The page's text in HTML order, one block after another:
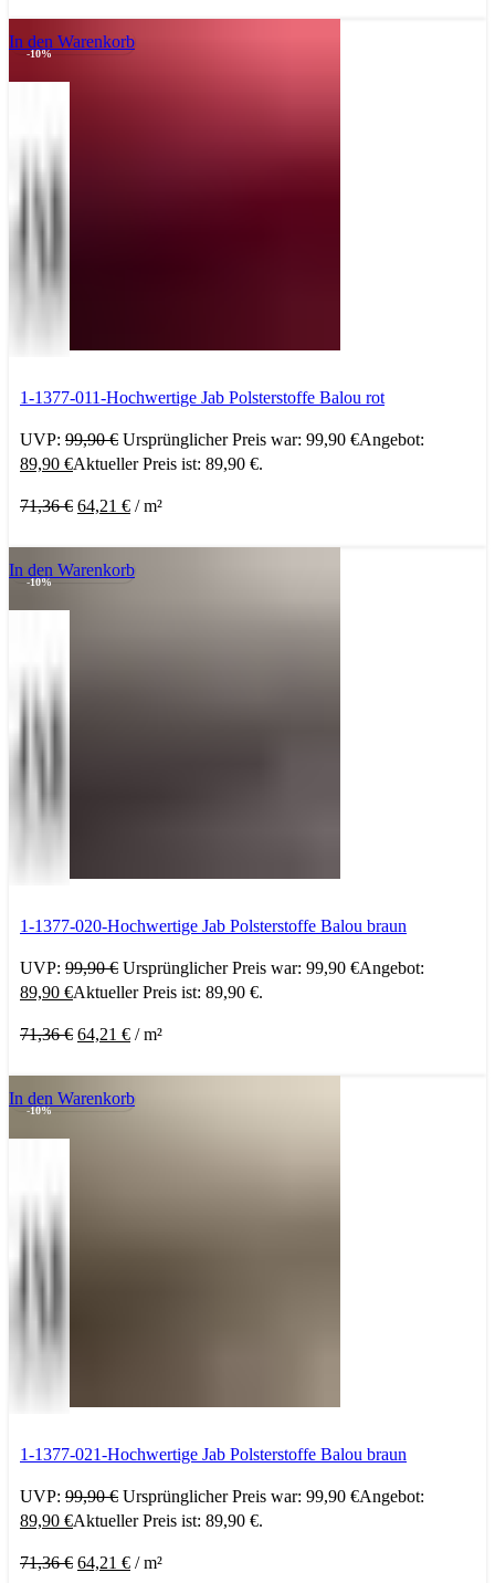
-10%
In den Warenkorb
1-1377-011-Hochwertige Jab Polsterstoffe Balou rot
UVP: 99,90€ Ursprünglicher Preis war: 99,90 €Angebot:
89,90 €Aktueller Preis ist: 89,90 €.
71,36€ 64,21 € /m²
-10%
In den Warenkorb
1-1377-020-Hochwertige Jab Polsterstoffe Balou braun
UVP: 99,90€ Ursprünglicher Preis war: 99,90 €Angebot:
89,90 €Aktueller Preis ist: 89,90 €.
71,36€ 64,21 € /m²
-10%
In den Warenkorb
1-1377-021-Hochwertige Jab Polsterstoffe Balou braun
UVP: 99,90€ Ursprünglicher Preis war: 99,90 €Angebot:
89,90 €Aktueller Preis ist: 89,90 €.
71,36€ 64,21 € /m²